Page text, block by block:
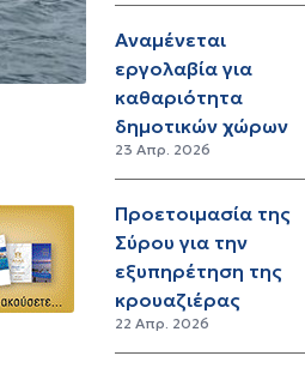
Αναμένεται
εργολαβία για
καθαριότητα
δημοτικών χώρων
23 Απρ. 2026
Προετοιμασία της
Σύρου για την
εξυπηρέτηση της
κρουαζιέρας
22 Απρ. 2026